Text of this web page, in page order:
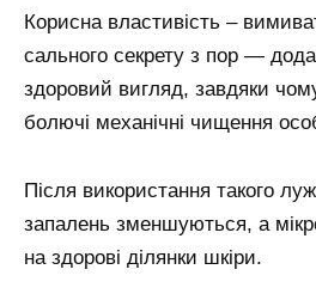
Корисна властивість –
сального секрету з пор —
здоровий вигляд, завдяки
болючі механічні чищення
Після використання такого
запалень зменшуються, а
на здорові ділянки шкіри.